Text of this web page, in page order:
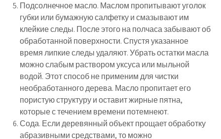
Подсолнечное масло. Маслом пропитывают уголок
губки или бумажную салфетку и смазывают им
клейкие следы. После этого на полчаса забывают об
обработанной поверхности. Спустя указанное
время липкие следы удаляют. Убрать остатки масла
можно слабым раствором уксуса или мыльной
водой. Этот способ не применим для чистки
необработанного дерева. Масло пропитает его
пористую структуру и оставит жирные пятна,
которые с течением времени потемнеют.
Сода. Если деревянный объект прощает обработку
абразивными средствами, то можно